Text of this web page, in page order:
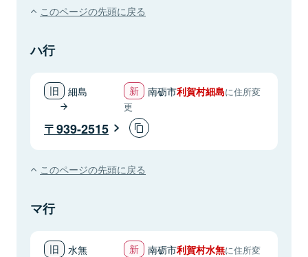
このページの先頭に戻る
ハ行
細島 南砺市利賀村細島に住所変
更
939-2515
このページの先頭に戻る
マ行
水無 南砺市利賀村水無に住所変